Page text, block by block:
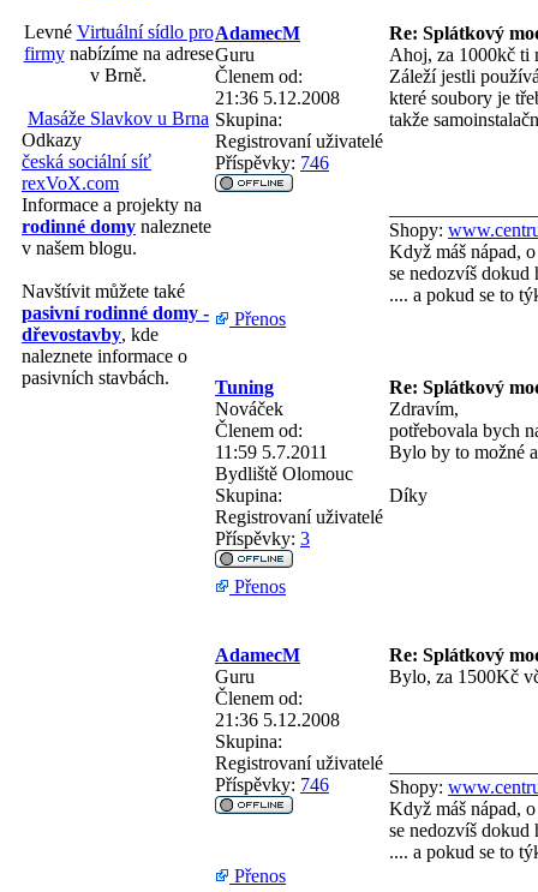
Levné Virtuální sídlo pro
firmynabízíme na adrese
v Brně.
Masáže Slavkov u Brna
Odkazy
česká sociální síť
rexVoX.com
Informace a projekty na
rodinné domy naleznete
v našem blogu.
Navštívit můžete také
pasivní rodinné domy -
dřevostavby, kde
naleznete informace o
pasivních stavbách.
AdamecM
Re: Splátkový
Guru
Členem od:
21:36 5.12.2008
Skupina:
Registrovaní uživatelé
Příspěvky: 746
Ahoj, za 1000kč ti
Záleží jestli
které soubory je
takže
Shopy:
Když máš nápad,
se nedozvíš dokud
.... a pokud se to
Přenos
Tuning
Re: Splátkový
Nováček
Členem od:
11:59 5.7.2011
Bydliště Olomouc
Skupina:
Registrovaní uživatelé
Příspěvky: 3
Zdravím,
potřebovala bych
Bylo by to možné
Díky
Přenos
AdamecM
Re: Splátkový
Guru
Členem od:
21:36 5.12.2008
Skupina:
Registrovaní uživatelé
Příspěvky: 746
Bylo, za 1500Kč
Shopy:
Když máš nápad,
se nedozvíš dokud
.... a pokud se to
Přenos